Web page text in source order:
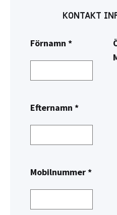
KONTAKT
Förnamn *
Efternamn *
Mobilnummer *